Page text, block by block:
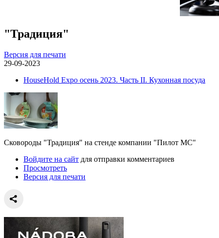
"Традиция"
Версия для печати
29-09-2023
HouseHold Expo осень 2023. Часть II. Кухонная посуда
Сковороды "Традиция" на стенде компании "Пилот МС"
Войдите на сайт для отправки комментариев
Просмотреть
Версия для печати